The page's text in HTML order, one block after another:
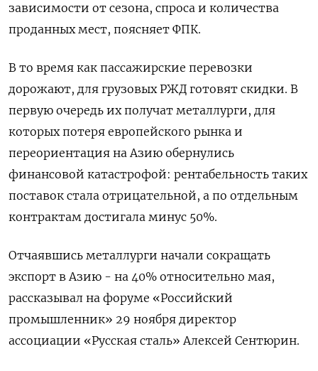
зависимости от сезона, спроса и количества
проданных мест, поясняет ФПК.
В то время как пассажирские перевозки
дорожают, для грузовых РЖД готовят скидки. В
первую очередь их получат металлурги, для
которых потеря европейского рынка и
переориентация на Азию обернулись
финансовой катастрофой: рентабельность таких
поставок стала отрицательной, а по отдельным
контрактам достигала минус 50%.
Отчаявшись металлурги начали сокращать
экспорт в Азию - на 40% относительно мая,
рассказывал на форуме «Российский
промышленник» 29 ноября директор
ассоциации «Русская сталь» Алексей Сентюрин.